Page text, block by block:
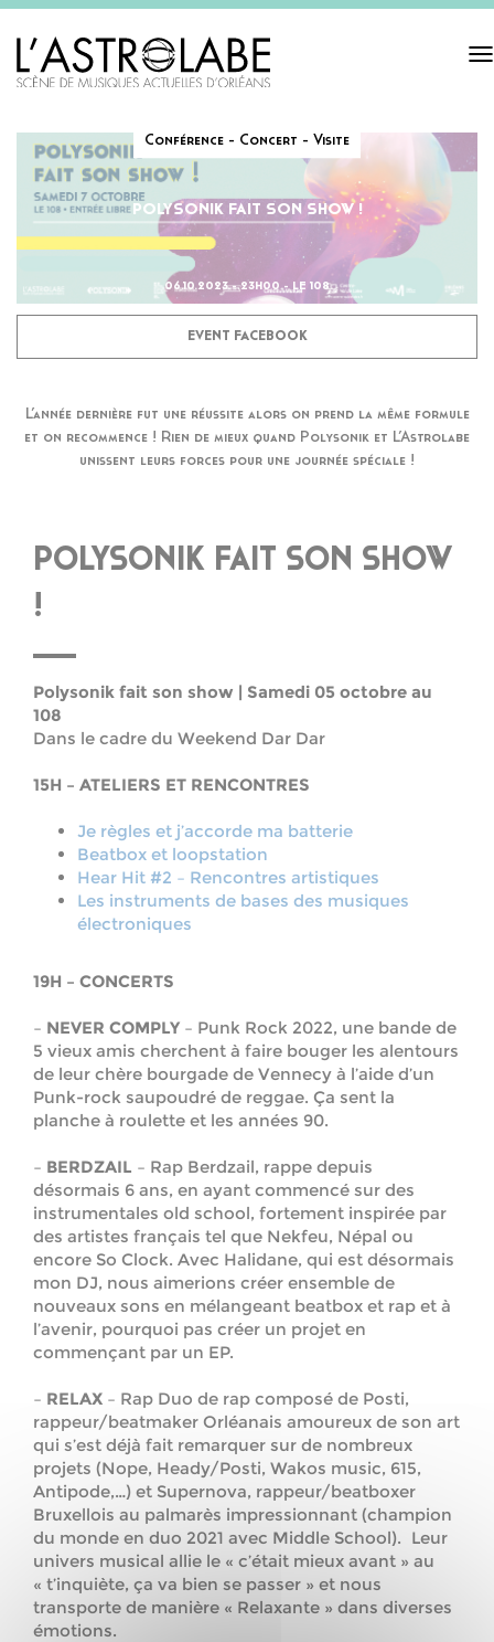
Conférence - Concert - Visite
POLYSONIK FAIT SON SHOW !
06.10.2023 - 23H00 - LE 108
EVENT FACEBOOK
L’année dernière fut une réussite alors on prend la même formule
et on recommence ! Rien de mieux quand Polysonik et L’Astrolabe
unissent leurs forces pour une journée spéciale !
POLYSONIK FAIT SON SHOW
!
Polysonik fait son show | Samedi 05 octobre au
108
Dans le cadre du Weekend Dar Dar
15H – ATELIERS ET RENCONTRES
Je règles et j’accorde ma batterie
Beatbox et loopstation
Hear Hit #2 – Rencontres artistiques
Les instruments de bases des musiques
électroniques
19H – CONCERTS
– NEVER COMPLY – Punk Rock 2022, une bande de
5 vieux amis cherchent à faire bouger les alentours
de leur chère bourgade de Vennecy à l’aide d’un
Punk-rock saupoudré de reggae. Ça sent la
planche à roulette et les années 90.
– BERDZAIL – Rap Berdzail, rappe depuis
désormais 6 ans, en ayant commencé sur des
instrumentales old school, fortement inspirée par
des artistes français tel que Nekfeu, Népal ou
encore So Clock. Avec Halidane, qui est désormais
mon DJ, nous aimerions créer ensemble de
nouveaux sons en mélangeant beatbox et rap et à
l’avenir, pourquoi pas créer un projet en
commençant par un EP.
– RELAX – Rap Duo de rap composé de Posti,
rappeur/beatmaker Orléanais amoureux de son art
qui s’est déjà fait remarquer sur de nombreux
projets (Nope, Heady/Posti, Wakos music, 615,
Antipode,…) et Supernova, rappeur/beatboxer
Bruxellois au palmarès impressionnant (champion
du monde en duo 2021 avec Middle School). Leur
univers musical allie le « c’était mieux avant » au
« t’inquiète, ça va bien se passer » et nous
transporte de manière « Relaxante » dans diverses
émotions.